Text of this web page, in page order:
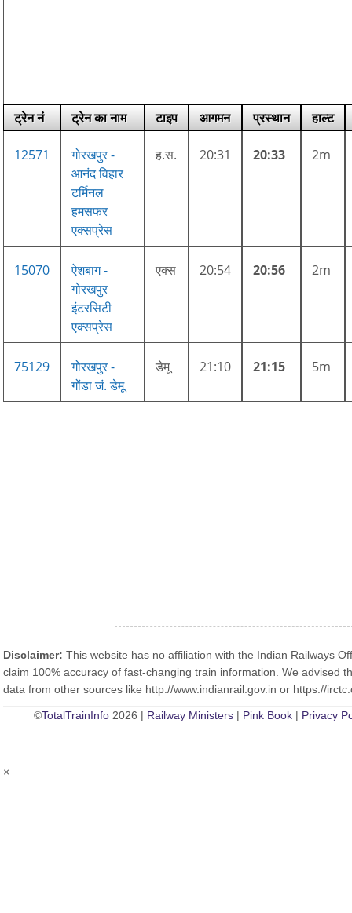
ट्रेन नं ट्रेन का नाम टाइप आगमन प्रस्थान हाल्ट
12571
गोरखपुर -
आनंद विहार
टर्मिनल
हमसफर
एक्सप्रेस
ह.स. 20:31 20:33 2m
15070
ऐशबाग -
गोरखपुर
इंटरसिटी
एक्सप्रेस
एक्स 20:54 20:56 2m
75129
गोरखपुर -
गोंडा जं. डेमू
डेमू 21:10 21:15 5m
Disclaimer: This website has no affiliation with the Indian Railways
claim 100% accuracy of fast-changing train information. We advised
data from other sources like http://www.indianrail.gov.in or https://
©TotalTrainInfo 2026 | Railway Ministers | Pink Book | Privacy
×